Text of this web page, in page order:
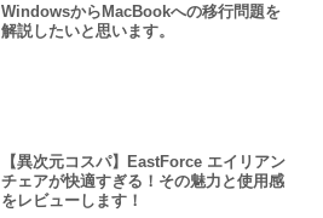
WindowsからMacBookへの移行問題を
解説したいと思います。
【異次元コスパ】EastForce エイリアン
チェアが快適すぎる！その魅力と使用感
をレビューします！